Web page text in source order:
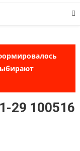
29 100516